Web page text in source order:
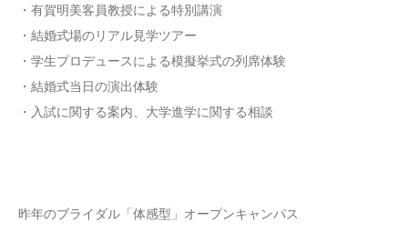
・有賀明美客員教授による特別講演
・結婚式場のリアル見学ツアー
・学生プロデュースによる模擬挙式の列席体験
・結婚式当日の演出体験
・入試に関する案内、大学進学に関する相談
昨年のブライダル「体感型」オープンキャンパス